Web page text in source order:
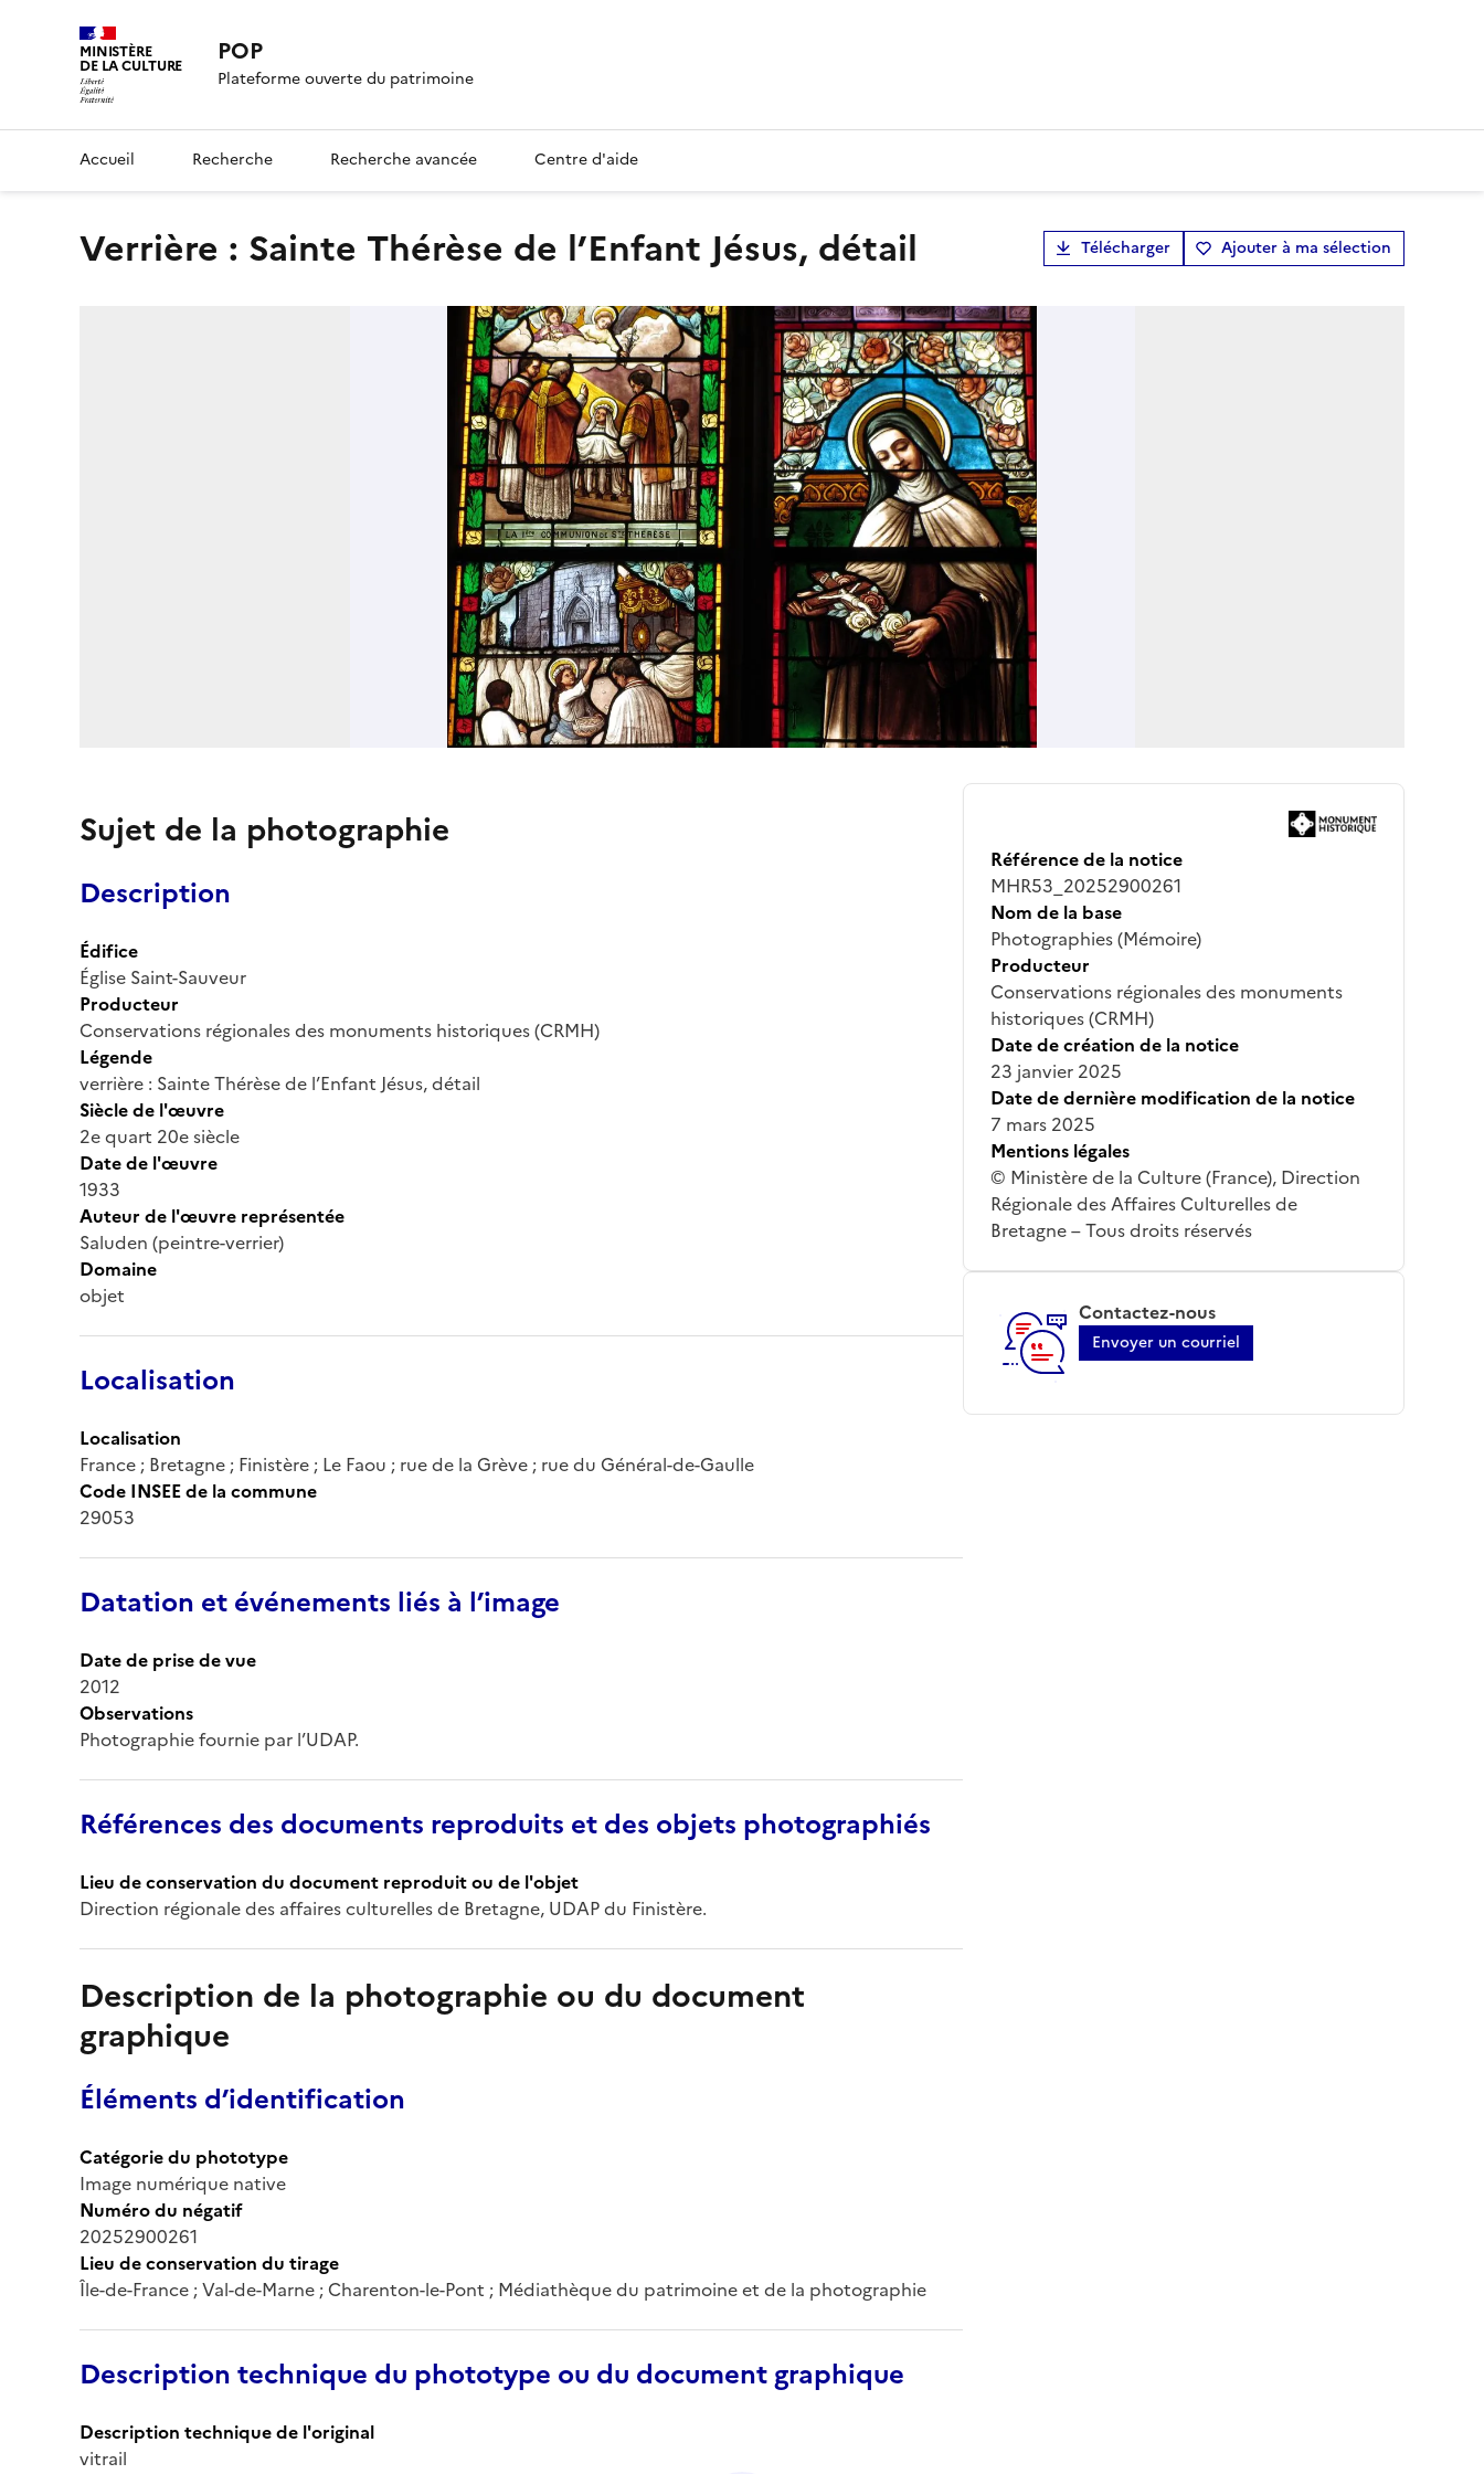
MINISTÈRE
DE LA CULTURE POP
Plateforme ouverte du patrimoine
Accueil Recherche Recherche avancée Centre d'aide
verrière : Sainte Thérèse de l’Enfant Jésus, détail Télécharger Ajouter à ma sélection
Sujet de la photographie
Description
Édifice
Église Saint-Sauveur
Producteur
Conservations régionales des monuments historiques (CRMH)
Légende
verrière : Sainte Thérèse de l’Enfant Jésus, détail
Siècle de l'œuvre
2e quart 20e siècle
Date de l'œuvre
1933
Auteur de l'œuvre représentée
Saluden (peintre-verrier)
Domaine
objet
Localisation
Localisation
France ; Bretagne ; Finistère ; Le Faou ; rue de la Grève ; rue du Général-de-Gaulle
Code INSEE de la commune
29053
Datation et événements liés à l’image
Date de prise de vue
2012
Observations
Photographie fournie par l’UDAP.
Références des documents reproduits et des objets photographiés
Lieu de conservation du document reproduit ou de l'objet
Direction régionale des affaires culturelles de Bretagne, UDAP du Finistère.
Description de la photographie ou du document
graphique
Éléments d’identification
Catégorie du phototype
Image numérique native
Numéro du négatif
20252900261
Lieu de conservation du tirage
Île-de-France ; Val-de-Marne ; Charenton-le-Pont ; Médiathèque du patrimoine et de la photographie
Description technique du phototype ou du document graphique
Description technique de l'original
vitrail
Référence de la notice
MHR53_20252900261
Nom de la base
Photographies (Mémoire)
Producteur
Conservations régionales des monuments
historiques (CRMH)
Date de création de la notice
23 janvier 2025
Date de dernière modification de la notice
7 mars 2025
Mentions légales
© Ministère de la Culture (France), Direction
Régionale des Affaires Culturelles de
Bretagne – Tous droits réservés
Contactez-nous
Envoyer un courriel